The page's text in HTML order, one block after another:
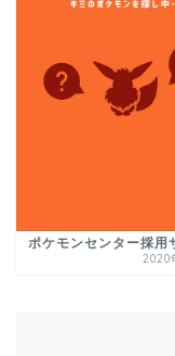
ポケモンセンター採用
2020